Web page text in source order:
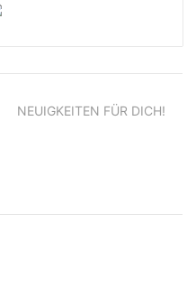
NEUIGKEITEN FÜR DICH!